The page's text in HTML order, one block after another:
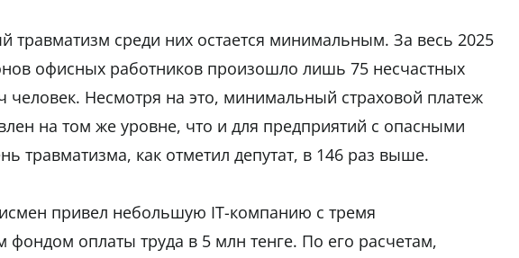
травматизм среди них остается минимальным. За весь 2025
офисных работников произошло лишь 75 несчастных
человек. Несмотря на это, минимальный страховой платеж
на том же уровне, что и для предприятий с опасными
травматизма, как отметил депутат, в 146 раз выше.
привел небольшую IT-компанию с тремя
оплаты труда в 5 млн тенге. По его расчетам,